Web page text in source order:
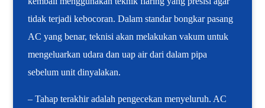
tidak terjadi kebocoran. Dalam standar bongkar pasang
AC yang benar, teknisi akan melakukan vakum untuk
mengeluarkan udara dan uap air dari dalam pipa
sebelum unit dinyalakan.
– Tahap terakhir adalah pengecekan menyeluruh. AC